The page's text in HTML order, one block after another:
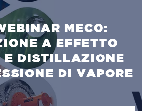
MECO:
A EFFETTO
E DISTILLAZIONE
DI VAPORE